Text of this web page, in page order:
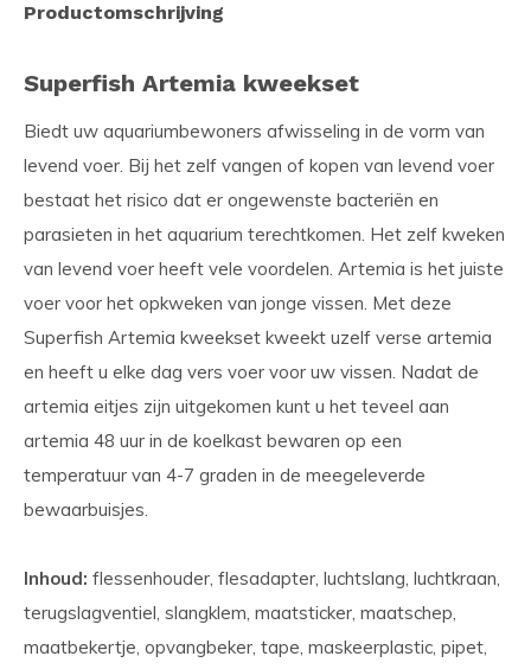
Productomschrijving
Superfish Artemia kweekset
Biedt uw aquariumbewoners afwisseling in de vorm van
levend voer. Bij het zelf vangen of kopen van levend voer
bestaat het risico dat er ongewenste bacteriën en
parasieten in het aquarium terechtkomen. Het zelf kweken
van levend voer heeft vele voordelen. Artemia is het juiste
voer voor het opkweken van jonge vissen. Met deze
Superfish Artemia kweekset kweekt uzelf verse artemia
en heeft u elke dag vers voer voor uw vissen. Nadat de
artemia eitjes zijn uitgekomen kunt u het teveel aan
artemia 48 uur in de koelkast bewaren op een
temperatuur van 4-7 graden in de meegeleverde
bewaarbuisjes.
Inhoud: flessenhouder, flesadapter, luchtslang, luchtkraan,
terugslagventiel, slangklem, maatsticker, maatschep,
maatbekertje, opvangbeker, tape, maskeerplastic, pipet,